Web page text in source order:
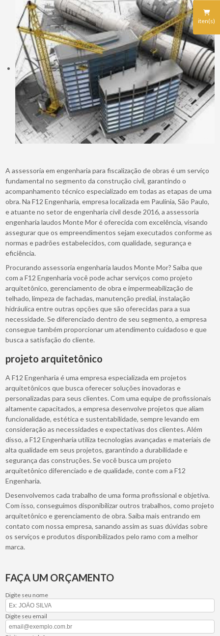
iten(s)
A assessoria em engenharia para fiscalização de obras é um serviço
fundamental no segmento da construção civil, garantindo o
acompanhamento técnico especializado em todas as etapas de uma
obra. Na F12 Engenharia, empresa localizada em Paulínia, São Paulo,
e atuante no setor de engenharia civil desde 2016, a assessoria
engenharia laudos Monte Mor é oferecida com excelência, visando
assegurar que os empreendimentos sejam executados conforme as
normas e padrões estabelecidos, com qualidade, segurança e
eficiência.
Procurando assessoria engenharia laudos Monte Mor? Saiba que
com a F12 Engenharia você pode achar serviços como projeto
arquitetônico, gerenciamento de obra e impermeabilização de
telhado, limpeza de fachadas, manutenção predial, instalação
hidráulica entre outras opções que são oferecidas para a sua
necessidade. Se diferenciado dentro de seu segmento, a empresa
consegue também proporcionar um atendimento cuidadoso e que
busca a satisfação do cliente.
projeto arquitetônico
A F12 Engenharia é uma empresa especializada em projetos
arquitetônicos que busca oferecer soluções inovadoras e
personalizadas para seus clientes. Com uma equipe de profissionais
altamente capacitados, a empresa desenvolve projetos que aliam
funcionalidade, estética e sustentabilidade, sempre levando em
consideração as necessidades e expectativas dos clientes. Além
disso, a F12 Engenharia utiliza tecnologias avançadas e materiais de
alta qualidade em seus projetos, garantindo a durabilidade e
segurança das construções. Se você busca um projeto
arquitetônico diferenciado e de qualidade, conte com a F12
Engenharia.
Desenvolvemos cada trabalho de uma forma profissional e objetiva.
Com isso, conseguimos disponibilizar outros trabalhos, como projeto
arquitetônico e gerenciamento de obra. Saiba mais entrando em
contato com nossa empresa, sanando assim as suas dúvidas sobre
os serviços e produtos disponibilizados pelo ramo com a melhor
marca.
FAÇA UM ORÇAMENTO
Digite seu nome
Digite seu email